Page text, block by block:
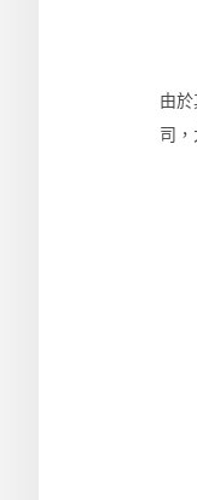
由
司